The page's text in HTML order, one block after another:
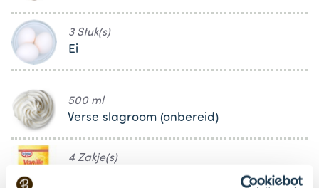
3 Stuk(s)
Ei
500 ml
Verse slagroom (onbereid)
4 Zakje(s)
Dr. Oetker Suiker met Vanillesmaak